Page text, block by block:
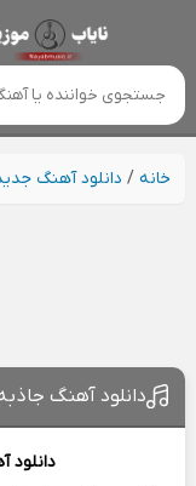
خانه/ دانلود آهنگ
دانلود آهنگ